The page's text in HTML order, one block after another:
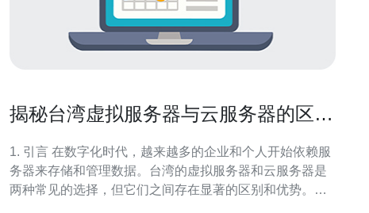
揭秘台湾虚拟服务器与云服务器的区别
1. 引言 在数字化时代，越来越多的企业和个人开始依赖服
务器来存储和管理数据。台湾的虚拟服务器和云服务器是
两种常见的选择，但它们之间存在显著的区别和优势。本